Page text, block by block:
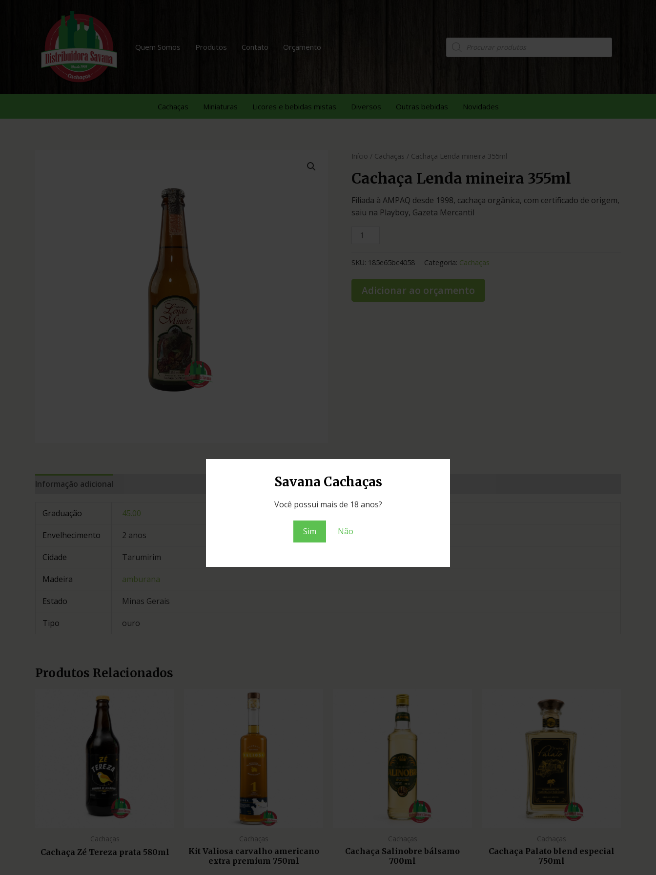
Savana Cachaças
Você possui mais de 18 anos?
Sim Não
Quem Somos Produtos Contato Orçamento
Cachaças Miniaturas Licores e bebidas mistas Diversos Outras bebidas Novidades
Início / Cachaças / Cachaça Lenda mineira 355ml
Cachaça Lenda mineira 355ml
Filiada à AMPAQ desde 1998, cachaça orgânica, com certificado de origem,
saiu na Playboy, Gazeta Mercantil
SKU: 185e65bc4058 Categoria: Cachaças
Adicionar ao orçamento
Informação adicional
Graduação 45.00
Envelhecimento 2 anos
Cidade Tarumirim
Madeira amburana
Estado Minas Gerais
Tipo ouro
Produtos Relacionados
Cachaças
Cachaça Zé Tereza prata 580ml
Cachaças
Kit Valiosa carvalho americano
extra premium 750ml
Cachaças
Cachaça Salinobre bálsamo
700ml
Cachaças
Cachaça Palato blend especial
750ml